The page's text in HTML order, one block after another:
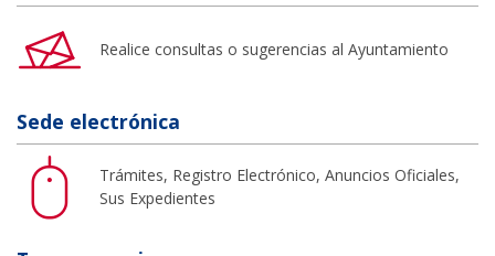
Realice consultas o sugerencias al Ayuntamiento
Sede electrónica
Trámites, Registro Electrónico, Anuncios Oficiales,
Sus Expedientes